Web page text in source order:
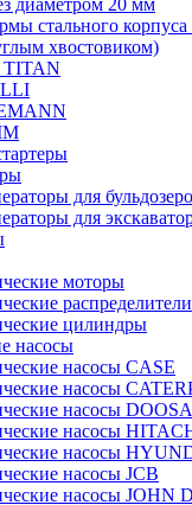
диаметром 20 мм
стального корпуса
хвостовиком)
TITAN
для
для
моторы
распределители
цилиндры
насосы
насосы CASE
насосы
насосы
насосы
насосы
насосы JCB
насосы JOHN